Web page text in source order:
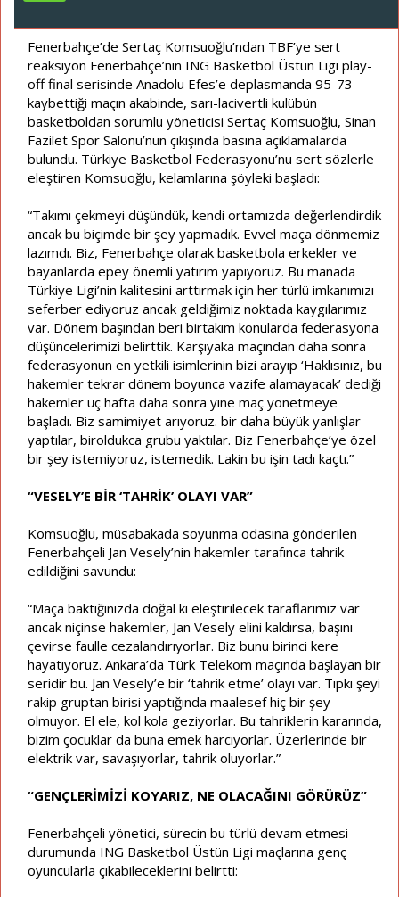
ş
a
r
i
h
i
Fenerbahçe’de Sertaç Komsuoğlu’ndan TBF’ye sert
reaksiyon Fenerbahçe’nin ING Basketbol Üstün Ligi play-
off final serisinde Anadolu Efes’e deplasmanda 95-73
kaybettiği maçın akabinde, sarı-lacivertli kulübün
basketboldan sorumlu yöneticisi Sertaç Komsuoğlu, Sinan
Fazilet Spor Salonu’nun çıkışında basına açıklamalarda
bulundu. Türkiye Basketbol Federasyonu’nu sert sözlerle
eleştiren Komsuoğlu, kelamlarına şöyleki başladı:
“Takımı çekmeyi düşündük, kendi ortamızda değerlendirdik
ancak bu biçimde bir şey yapmadık. Evvel maça dönmemiz
lazımdı. Biz, Fenerbahçe olarak basketbola erkekler ve
bayanlarda epey önemli yatırım yapıyoruz. Bu manada
Türkiye Ligi’nin kalitesini arttırmak için her türlü imkanımızı
seferber ediyoruz ancak geldiğimiz noktada kaygılarımız
var. Dönem başından beri birtakım konularda federasyona
düşüncelerimizi belirttik. Karşıyaka maçından daha sonra
federasyonun en yetkili isimlerinin bizi arayıp ‘Haklısınız, bu
hakemler tekrar dönem boyunca vazife alamayacak’ dediği
hakemler üç hafta daha sonra yine maç yönetmeye
başladı. Biz samimiyet arıyoruz. bir daha büyük yanlışlar
yaptılar, biroldukca grubu yaktılar. Biz Fenerbahçe’ye özel
bir şey istemiyoruz, istemedik. Lakin bu işin tadı kaçtı.”
“VESELY’E BİR ‘TAHRİK’ OLAYI VAR”
Komsuoğlu, müsabakada soyunma odasına gönderilen
Fenerbahçeli Jan Vesely’nin hakemler tarafınca tahrik
edildiğini savundu:
“Maça baktığınızda doğal ki eleştirilecek taraflarımız var
ancak niçinse hakemler, Jan Vesely elini kaldırsa, başını
çevirse faulle cezalandırıyorlar. Biz bunu birinci kere
hayatıyoruz. Ankara’da Türk Telekom maçında başlayan bir
seridir bu. Jan Vesely’e bir ‘tahrik etme’ olayı var. Tıpkı şeyi
rakip gruptan birisi yaptığında maalesef hiç bir şey
olmuyor. El ele, kol kola geziyorlar. Bu tahriklerin kararında,
bizim çocuklar da buna emek harcıyorlar. Üzerlerinde bir
elektrik var, savaşıyorlar, tahrik oluyorlar.”
“GENÇLERİMİZİ KOYARIZ, NE OLACAĞINI GÖRÜRÜZ”
Fenerbahçeli yönetici, sürecin bu türlü devam etmesi
durumunda ING Basketbol Üstün Ligi maçlarına genç
oyuncularla çıkabileceklerini belirtti: